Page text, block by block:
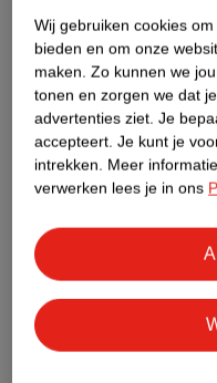
Productinformatie
Nature Impact Score
Dit
Bestel &
Bekijk ook
Wij gebruiken cookies
bieden en om onze
maken. Zo kunnen we
tonen en zorgen we dat
advertenties ziet. Je
accepteert. Je kunt je
intrekken. Meer
verwerken lees je in ons